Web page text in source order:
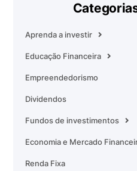
Perguntas frequentes
Aprenda a investir
Educação Financeira
Empreendedorismo
Dividendos
Fundos de investimentos
Economia e Mercado
Renda Fixa